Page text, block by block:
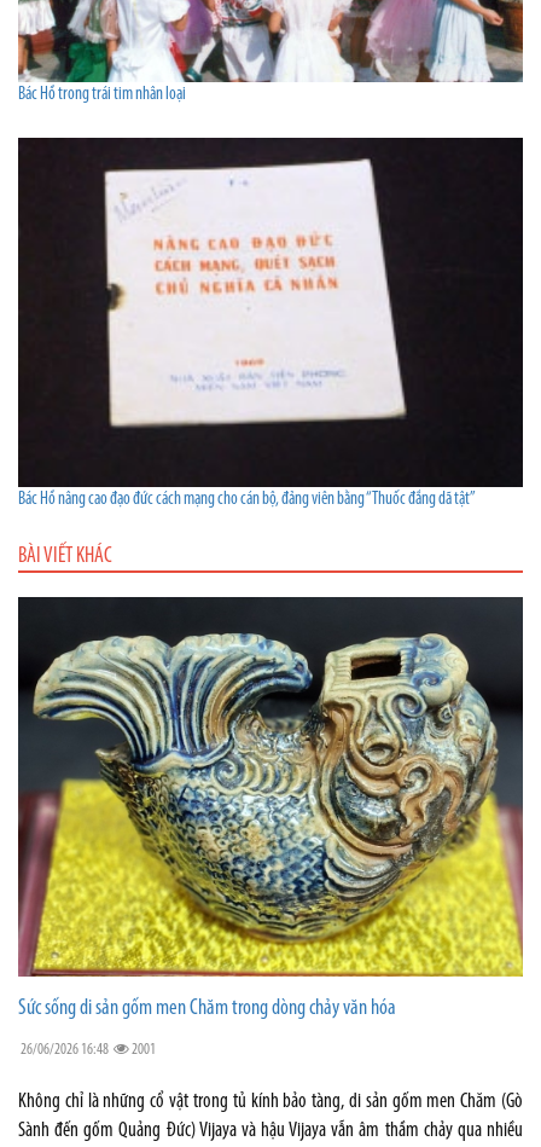
Bác Hồ trong trái tim nhân loại
Bác Hồ nâng cao đạo đức cách mạng cho cán bộ, đảng viên bằng “Thuốc đắng dã tật”
BÀI VIẾT KHÁC
Sức sống di sản gốm men Chăm trong dòng chảy văn hóa
26/06/2026 16:48 2001
Không chỉ là những cổ vật trong tủ kính bảo tàng, di sản gốm men Chăm (Gò
Sành đến gốm Quảng Đức) Vijaya và hậu Vijaya vẫn âm thầm chảy qua nhiều